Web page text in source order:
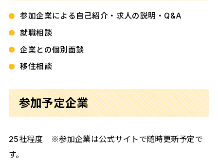
参加企業による自己紹介・求人の説明・Q&A
就職相談
企業との個別面談
移住相談
参加予定企業
25社程度 ※参加企業は公式サイトで随時更新予定で
す。